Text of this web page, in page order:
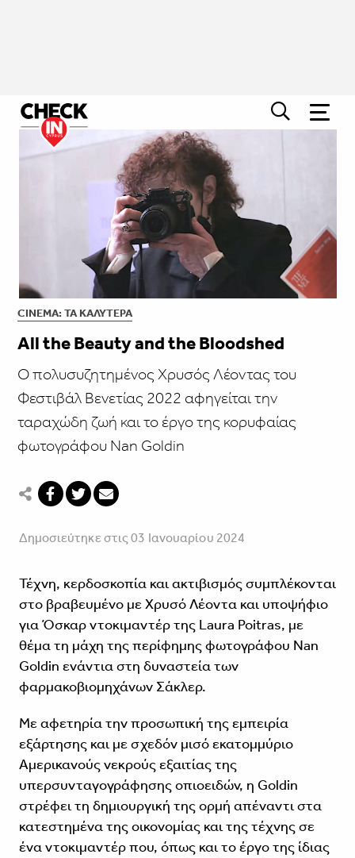
CINEMA: ΤΑ ΚΑΛΎΤΕΡΑ
All the Beauty and the Bloodshed
Ο πολυσυζητημένος Χρυσός Λέοντας του
Φεστιβάλ Βενετίας 2022 αφηγείται την
ταραχώδη ζωή και το έργο της κορυφαίας
φωτογράφου Nan Goldin
Δημοσιεύτηκε στις 03 Ιανουαρίου 2024
Τέχνη, κερδοσκοπία και ακτιβισμός συμπλέκονται
στο βραβευμένο με Χρυσό Λέοντα και υποψήφιο
για Όσκαρ ντοκιμαντέρ της Laura Poitras, με
θέμα τη μάχη της περίφημης φωτογράφου Nan
Goldin ενάντια στη δυναστεία των
φαρμακοβιομηχάνων Σάκλερ.
Με αφετηρία την προσωπική της εμπειρία
εξάρτησης και με σχεδόν μισό εκατομμύριο
Αμερικανούς νεκρούς εξαιτίας της
υπερσυνταγογράφησης οπιοειδών, η Goldin
στρέφει τη δημιουργική της ορμή απέναντι στα
κατεστημένα της οικονομίας και της τέχνης σε
ένα ντοκιμαντέρ που, όπως και το έργο της ίδιας